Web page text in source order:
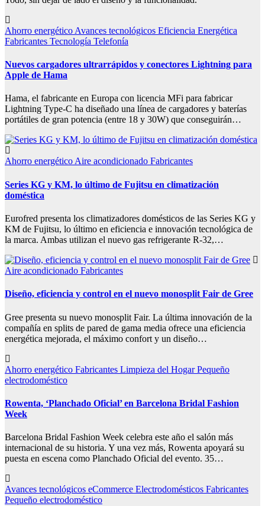
Ahorro energético Avances tecnológicos Eficiencia Energética
Fabricantes Tecnología Telefonía
Nuevos cargadores ultrarrápidos y conectores Lightning para
Apple de Hama
Hama, el fabricante en Europa con licencia MFi para fabricar
Lightning Type-C ha diseñado una línea de cargadores y baterías
portátiles de gran potencia (entre 18 y 30W) que conseguirán…
Ahorro energéticoAire acondicionado Fabricantes
Series KG y KM, lo último de Fujitsu en climatización
doméstica
Eurofred presenta los climatizadores domésticos de las Series KG y
KM de Fujitsu, lo último en eficiencia e innovación tecnológica de
la marca. Ambas utilizan el nuevo gas refrigerante R-32,…
Aire acondicionado Fabricantes
Diseño, eficiencia y control en el nuevo monosplit Fair de Gree
Gree presenta su nuevo monosplit Fair. La última innovación de la
compañía en splits de pared de gama media ofrece una eficiencia
energética mejorada, el máximo confort y un diseño…
Ahorro energético Fabricantes Limpieza del HogarPequeño
electrodoméstico
Rowenta, ‘Planchado Oficial’ en Barcelona Bridal Fashion
Week
Barcelona Bridal Fashion Week celebra este año el salón más
internacional de su historia. Y una vez más, Rowenta apoyará su
puesta en escena como Planchado Oficial del evento. 35…
Avances tecnológicos eCommerce Electrodomésticos Fabricantes
Pequeño electrodoméstico